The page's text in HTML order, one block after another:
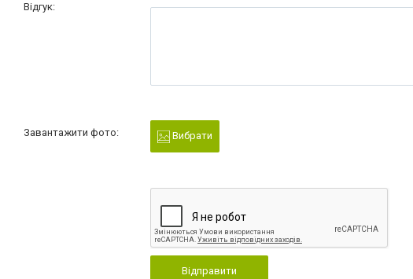
Відгук:
Завантажити фото: Вибрати
Відправити